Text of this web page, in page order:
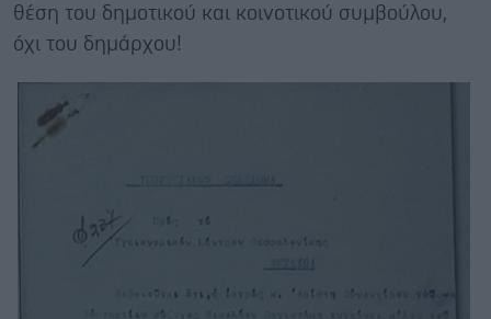
θέση του δημοτικού και κοινοτικού συμβούλου,
όχι του δημάρχου!